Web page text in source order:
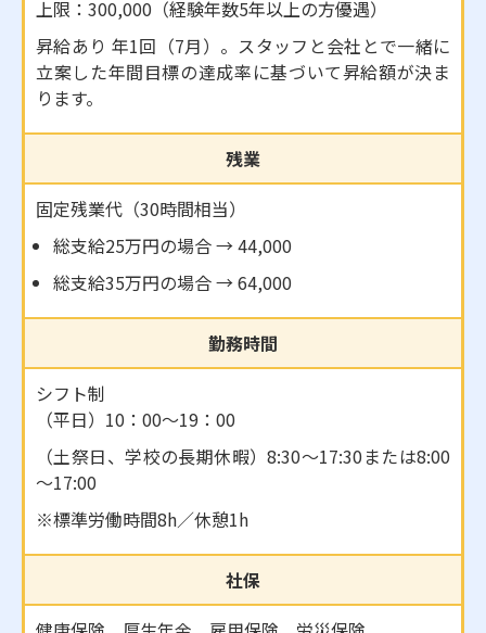
上限：300,000（経験年数5年以上の方優遇）
昇給あり 年1回（7月）。スタッフと会社とで一緒に
立案した年間目標の達成率に基づいて昇給額が決ま
ります。
残業
固定残業代（30時間相当）
総支給25万円の場合 → 44,000
総支給35万円の場合 → 64,000
勤務時間
シフト制
（平日）10：00～19：00
（土祭日、学校の長期休暇）8:30～17:30または8:00
～17:00
※標準労働時間8h／休憩1h
社保